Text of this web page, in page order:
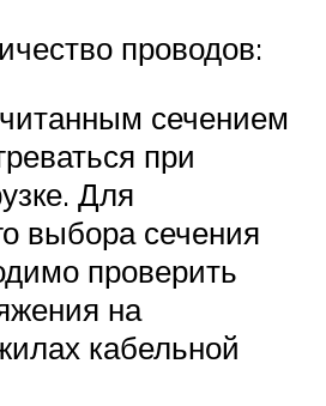
проводов:
сечением
при
Для
выбора сечения
проверить
на
кабельной